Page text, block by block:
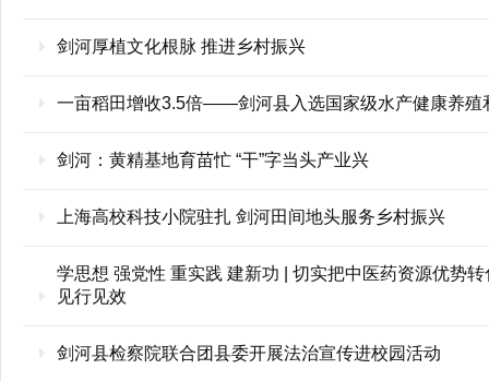
剑河厚植文化根脉 推进乡村振兴
一亩稻田增收3.5倍——剑河县入选国家级水产健康养殖
剑河：黄精基地育苗忙 “干”字当头产业兴
上海高校科技小院驻扎 剑河田间地头服务乡村振兴
学思想 强党性 重实践 建新功 | 切实把中医药资源优势
见行见效
剑河县检察院联合团县委开展法治宣传进校园活动